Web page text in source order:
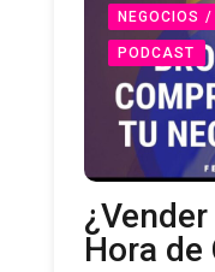
NEGOCIOS
PODCAST
Hora de